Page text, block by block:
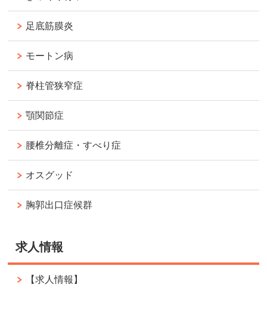
足底筋膜炎
モートン病
脊柱管狭窄症
顎関節症
腰椎分離症・すべり症
オスグッド
胸郭出口症候群
求人情報
【求人情報】